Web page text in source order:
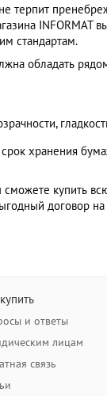
терпит
стандартам.
обладать
хранения
сможете купить
договор на
и ответы
лицам
связь